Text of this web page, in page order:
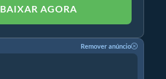
BAIXAR AGORA
Remover anúncio